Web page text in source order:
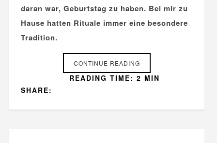
daran war, Geburtstag zu haben. Bei mir zu
Hause hatten Rituale immer eine besondere
Tradition.
CONTINUE READING
SHARE:
READING TIME: 2 MIN